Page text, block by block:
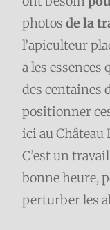
photos de la
l’apiculteur
a les
des centaines
positionner
ici au Château
C’est un
bonne heure,
perturber les